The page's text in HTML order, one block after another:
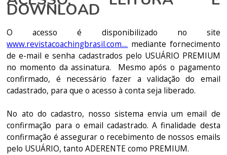
DOWNLOAD
O acesso é disponibilizado no site
www.revistacoachingbrasil.com.... mediante fornecimento
de e-mail e senha cadastrados pelo USUÁRIO PREMIUM
no momento da assinatura. Mesmo após o pagamento
confirmado, é necessário fazer a validação do email
cadastrado, para que o acesso à conta seja liberado.
No ato do cadastro, nosso sistema envia um email de
confirmação para o email cadastrado. A finalidade desta
confirmação é assegurar o recebimento de nossos emails
pelo USUÁRIO, tanto ADERENTE como PREMIUM.